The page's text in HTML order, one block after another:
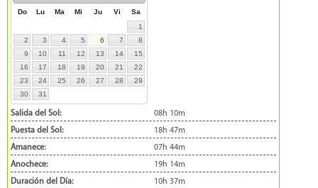
Do Lu Ma Mi Ju Vi
Sa
1
2
3 4 5 6 7
8
9
10 11 12 13 14
15
16
17 18 19 20 21
22
23
24 25 26 27 28
29
30
31
Salida del Sol:
08h 10m
Puesta del Sol:
18h 47m
Amanece:
07h 44m
Anochece:
19h 14m
Duración del Día:
10h 37m